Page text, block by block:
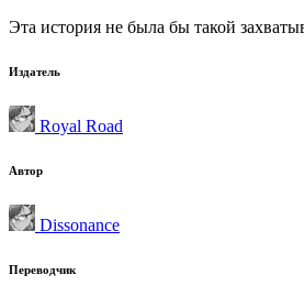
Эта история не была бы такой
Издатель
Royal Road
Автор
Dissonance
Переводчик